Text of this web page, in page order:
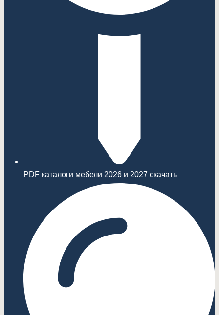
PDF каталоги мебели 2026 и 2027 скачать